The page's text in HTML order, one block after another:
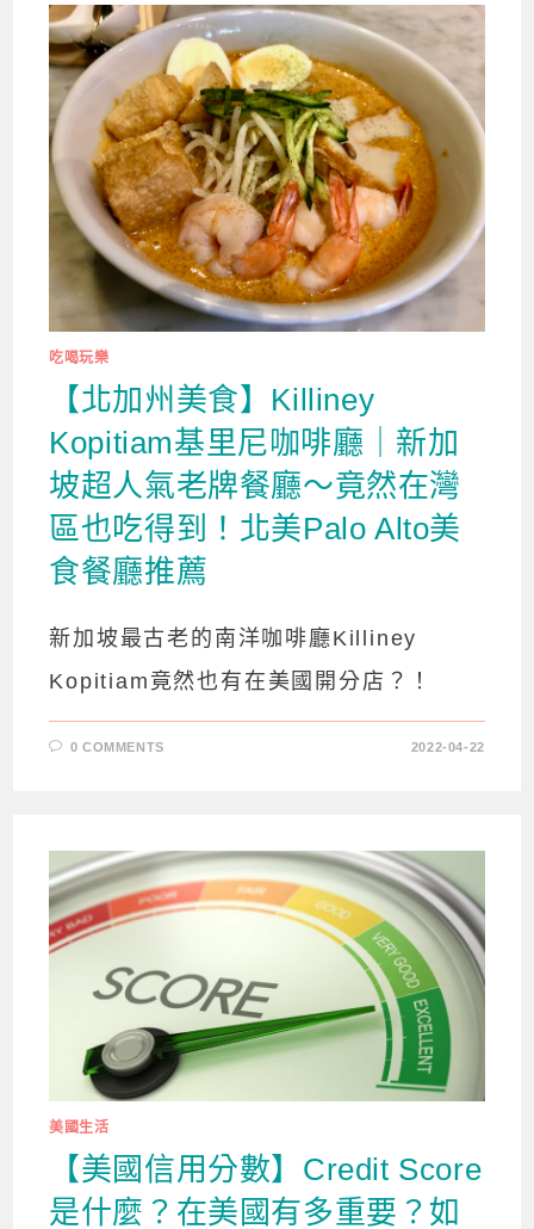
吃喝玩樂
【北加州美食】Killiney
Kopitiam基里尼咖啡廳｜新加
坡超人氣老牌餐廳～竟然在灣
區也吃得到！北美Palo Alto美
食餐廳推薦
新加坡最古老的南洋咖啡廳Killiney
Kopitiam竟然也有在美國開分店？！
0 COMMENTS 2022-04-22
美國生活
【美國信用分數】Credit Score
是什麼？在美國有多重要？如